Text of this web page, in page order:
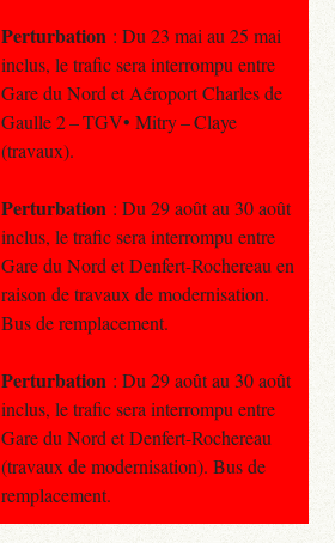
Perturbation : Du 23 mai au 25 mai
inclus, le trafic sera interrompu entre
Gare du Nord et Aéroport Charles de
Gaulle 2 – TGV• Mitry – Claye
(travaux).
Perturbation : Du 29 août au 30 août
inclus, le trafic sera interrompu entre
Gare du Nord et Denfert-Rochereau en
raison de travaux de modernisation.
Bus de remplacement.
Perturbation : Du 29 août au 30 août
inclus, le trafic sera interrompu entre
Gare du Nord et Denfert-Rochereau
(travaux de modernisation). Bus de
remplacement.